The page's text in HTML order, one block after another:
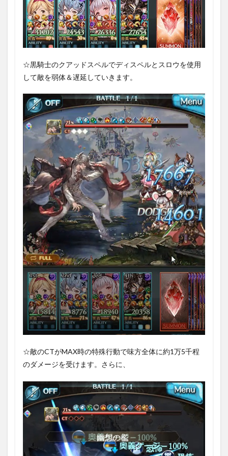
☆黒騎士のクアッドスペルでディスペルとスロウを使用
して敵を弱体＆遅延していきます。
☆敵のCTがMAX時の特殊行動で味方全体に約1万5千程
のダメージを受けます。さらに、